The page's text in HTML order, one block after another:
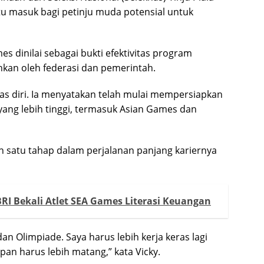
masuk bagi petinju muda potensial untuk
dinilai sebagai bukti efektivitas program
oleh federasi dan pemerintah.
diri. Ia menyatakan telah mulai mempersiapkan
lebih tinggi, termasuk Asian Games dan
satu tahap dalam perjalanan panjang kariernya
Bekali Atlet SEA Games Literasi Keuangan
Olimpiade. Saya harus lebih kerja keras lagi
harus lebih matang,” kata Vicky.